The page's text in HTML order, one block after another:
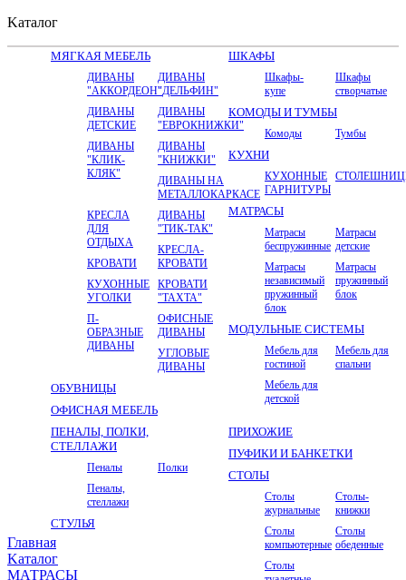
Kаталог
МЯГКАЯ МЕБЕЛЬ
ДИВАНЫ
"АККОРДЕОН"
ДИВАНЫ
"ДЕЛЬФИН"
ДИВАНЫ
ДЕТСКИЕ
ДИВАНЫ
"ЕВРОКНИЖКИ"
ДИВАНЫ
"КЛИК-
КЛЯК"
ДИВАНЫ
"КНИЖКИ"
ДИВАНЫ НА
МЕТАЛЛОКАРКАСЕ
ДИВАНЫ
"ТИК-ТАК"
КРЕСЛА
ДЛЯ
ОТДЫХА
КРЕСЛА-
КРОВАТИ
КРОВАТИ
КРОВАТИ
"ТАХТА"
КУХОННЫЕ
УГОЛКИ
ОФИСНЫЕ
ДИВАНЫ
П-
ОБРАЗНЫЕ
ДИВАНЫ
УГЛОВЫЕ
ДИВАНЫ
ШКАФЫ
Шкафы-
купе
Шкафы
створчатые
КОМОДЫ И ТУМБЫ
Комоды Тумбы
КУХНИ
КУХОННЫЕ
ГАРНИТУРЫ
МАТРАСЫ
Матрасы
беспружинные
Матрасы
детские
Матрасы
независимый
пружинный
блок
Матрасы
пружинный
блок
МОДУЛЬНЫЕ СИСТЕМЫ
Мебель для
гостиной
Мебель для
спальни
Мебель для
детской
ОБУВНИЦЫ
ОФИСНАЯ МЕБЕЛЬ
ПЕНАЛЫ, ПОЛКИ,
СТЕЛЛАЖИ
Пеналы
Полки
Пеналы,
стеллажи
ПРИХОЖИЕ
ПУФИКИ И БАНКЕТКИ
СТОЛЫ
Столы
журнальные
Столы-
книжки
Столы
компьютерные
Столы
обеденные
Столы
СТУЛЬЯ
Главная
Kаталог
МАТРАСЫ